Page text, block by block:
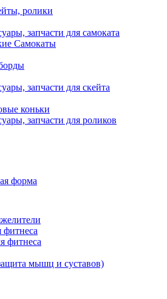
ролики
запчасти для самоката
Самокаты
запчасти для скейта
коньки
запчасти для роликов
форма
фитнеса
фитнеса
мышц и суставов)